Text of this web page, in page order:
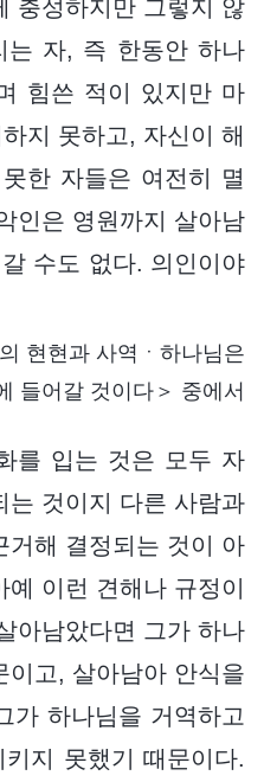
충성하지만 그렇지 않
는 자, 즉 한동안 하나
힘쓴 적이 있지만 마
지 못하고, 자신이 해
한 자들은 여전히 멸
인은 영원까지 살아남
수도 없다. 의인이야
현현과 사역ㆍ하나님은
들어갈 것이다＞ 중에서
를 입는 것은 모두 자
는 것이지 다른 사람과
거해 결정되는 것이 아
예 이런 견해나 규정이
아남았다면 그가 하나
이고, 살아남아 안식을
가 하나님을 거역하고
지 못했기 때문이다.